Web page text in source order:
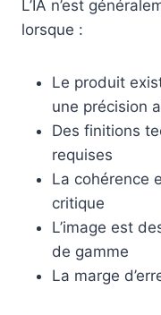
L’IA n’est
lorsque :
Le produit
une précision
Des finitions
requises
La cohérence
critique
L’image est
de gamme
La marge